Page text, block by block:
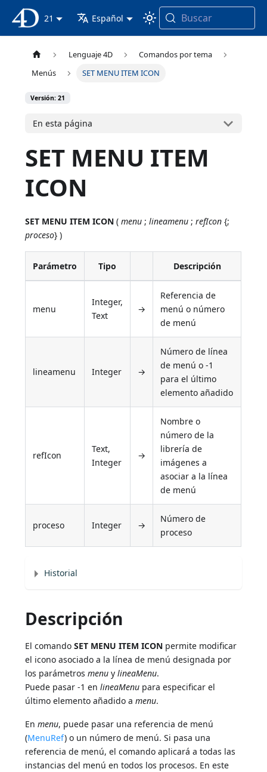
Documentación 4D
21 Español Buscar
Lenguaje 4D
Comandos por tema
Menús
SET MENU ITEM ICON
Versión: 21
En esta página
SET MENU ITEM
ICON
SET MENU ITEM ICON (menu ;lineamenu ;refIcon {;
proceso} )
Parámetro Tipo Descripción
menu
Integer,
Text
→
Referencia de
menú o número
de menú
lineamenu Integer →
Número de línea
de menú o -1
para el último
elemento añadido
refIcon
Text,
Integer
→
Nombre o
número de la
librería de
imágenes a
asociar a la línea
de menú
proceso Integer →
Número de
proceso
Historial
Descripción
El comandoSET MENU ITEM ICON permite modificar
el icono asociado a la línea de menú designada por
los parámetrosmenu ylineaMenu.
Puede pasar -1 enlineaMenu para especificar el
último elemento añadido amenu.
Enmenu, puede pasar una referencia de menú
(MenuRef) o un número de menú. Si pasa una
referencia de menú, el comando aplicará a todas las
instancias del menú en todos los procesos. En este